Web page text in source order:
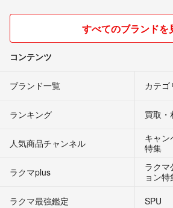
すべてのブランドを
コンテンツ
ブランド一覧 カテゴ
ランキング 買取・
人気商品チャンネル
キャン
特集
ラクマplus
ラクマ
ョン特
ラクマ最強鑑定
SPU